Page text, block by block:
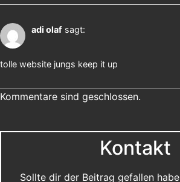
adi olaf sagt:
tolle website jungs keep it up
Kommentare sind geschlossen.
Kontakt
Sollte dir der Beitrag gefallen